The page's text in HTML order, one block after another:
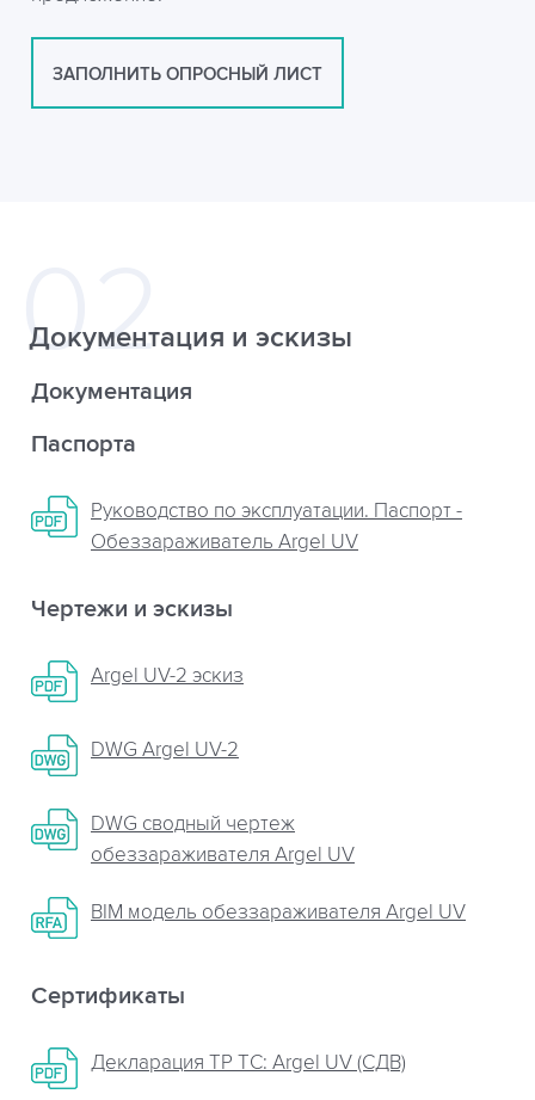
ЗАПОЛНИТЬ ОПРОСНЫЙ ЛИСТ
Документация и эскизы
Документация
Паспорта
Руководство по эксплуатации. Паспорт -
Обеззараживатель Argel UV
Чертежи и эскизы
Argel UV-2 эскиз
DWG Argel UV-2
DWG сводный чертеж
обеззараживателя Argel UV
BIM модель обеззараживателя Argel UV
Сертификаты
Декларация ТР ТС: Argel UV (СДВ)